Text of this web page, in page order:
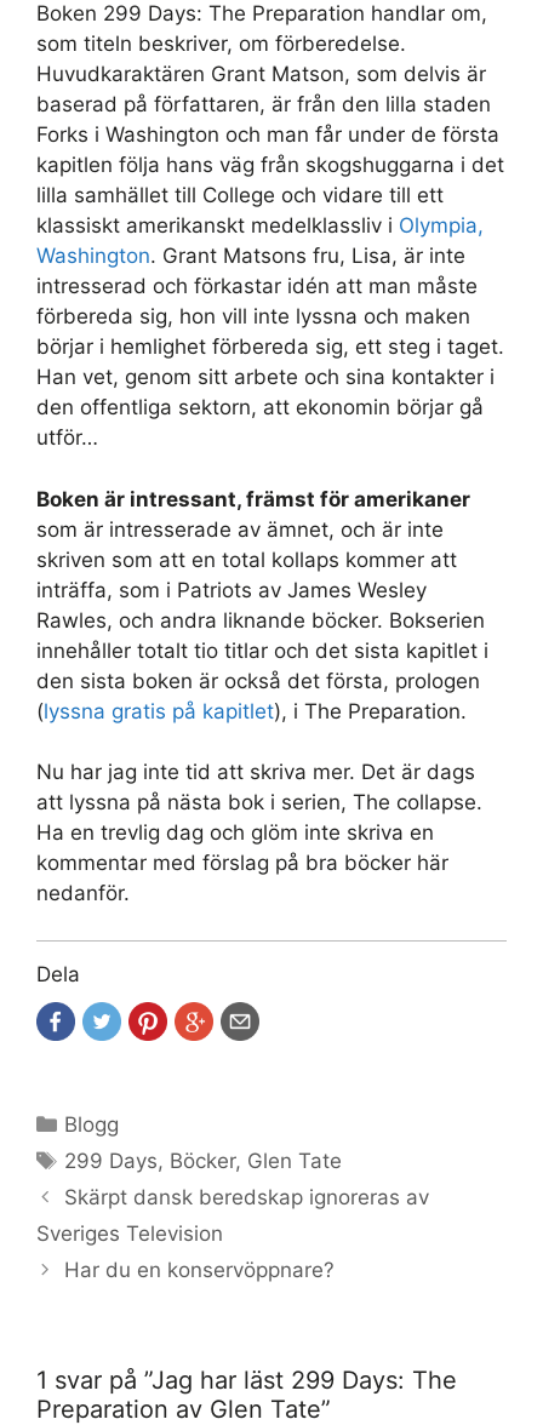
Boken 299 Days: The Preparation handlar om,
som titeln beskriver, om förberedelse.
Huvudkaraktären Grant Matson, som delvis är
baserad på författaren, är från den lilla staden
Forks i Washington och man får under de första
kapitlen följa hans väg från skogshuggarna i det
lilla samhället till College och vidare till ett
klassiskt amerikanskt medelklassliv i Olympia,
Washington. Grant Matsons fru, Lisa, är inte
intresserad och förkastar idén att man måste
förbereda sig, hon vill inte lyssna och maken
börjar i hemlighet förbereda sig, ett steg i taget.
Han vet, genom sitt arbete och sina kontakter i
den offentliga sektorn, att ekonomin börjar gå
utför…
Boken är intressant, främst för amerikaner
som är intresserade av ämnet, och är inte
skriven som att en total kollaps kommer att
inträffa, som i Patriots av James Wesley
Rawles, och andra liknande böcker. Bokserien
innehåller totalt tio titlar och det sista kapitlet i
den sista boken är också det första, prologen
(lyssna gratis på kapitlet), i The Preparation.
Nu har jag inte tid att skriva mer. Det är dags
att lyssna på nästa bok i serien, The collapse.
Ha en trevlig dag och glöm inte skriva en
kommentar med förslag på bra böcker här
nedanför.
Dela
Kategorier
Blogg
Etiketter
299 Days, Böcker, Glen Tate
Skärpt dansk beredskap ignoreras av
Sveriges Television
Har du en konservöppnare?
1 svar på ”Jag har läst 299 Days: The
Preparation av Glen Tate”